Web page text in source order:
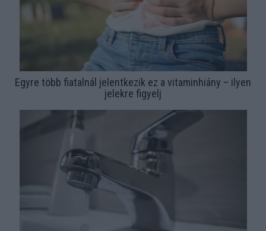
Egyre több fiatalnál jelentkezik ez a vitaminhiány – ilyen
jelekre figyelj